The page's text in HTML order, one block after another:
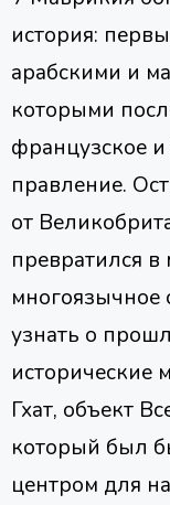
история:
арабскими и
которыми
французское
правление.
от
превратился в
многоязычное
узнать о
исторические
Гхат, объект
который был
центром для